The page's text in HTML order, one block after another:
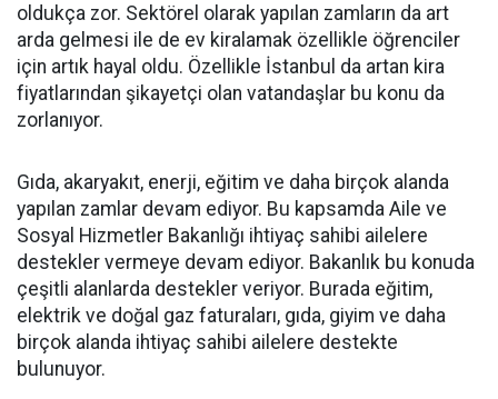
oldukça zor. Sektörel olarak yapılan zamların da art
arda gelmesi ile de ev kiralamak özellikle öğrenciler
için artık hayal oldu. Özellikle İstanbul da artan kira
fiyatlarından şikayetçi olan vatandaşlar bu konu da
zorlanıyor.
Gıda, akaryakıt, enerji, eğitim ve daha birçok alanda
yapılan zamlar devam ediyor. Bu kapsamda Aile ve
Sosyal Hizmetler Bakanlığı ihtiyaç sahibi ailelere
destekler vermeye devam ediyor. Bakanlık bu konuda
çeşitli alanlarda destekler veriyor. Burada eğitim,
elektrik ve doğal gaz faturaları, gıda, giyim ve daha
birçok alanda ihtiyaç sahibi ailelere destekte
bulunuyor.